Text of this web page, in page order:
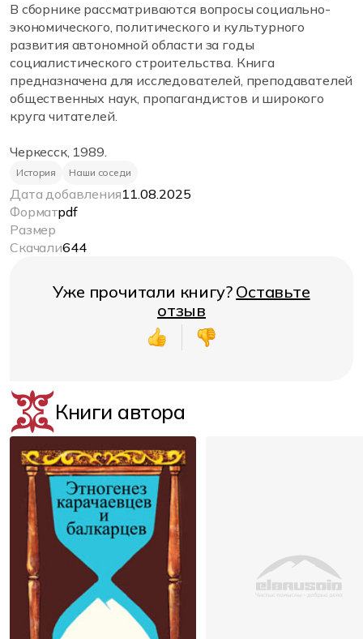
В сборнике рассматриваются вопросы социально-
экономического, политического и культурного
развития автономной области за годы
социалистического строительства. Книга
предназначена для исследователей, преподавателей
общественных наук, пропагандистов и широкого
круга читателей.
Черкесск, 1989.
История Наши соседи
Дата добавления11.08.2025
Форматpdf
Размер
Скачали644
Уже прочитали книгу? Оставьте
отзыв
Книги автора